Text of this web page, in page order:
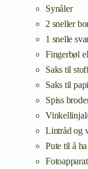
Synåler
2 sneller
1 snelle
Fingerbøl
Saks til
Saks til
Spiss
Lintråd og
Pute til å